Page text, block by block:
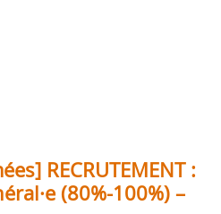
RECRUTEMENT :
(80%-100%) –